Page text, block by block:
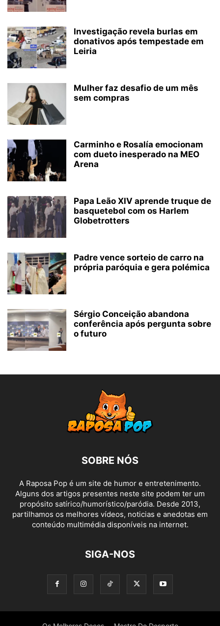
Investigação revela burlas em
donativos após tempestade em
Leiria
Mulher faz desafio de um mês
sem compras
Carminho e Rosalía emocionam
com dueto inesperado na MEO
Arena
Papa Leão XIV aprende truque de
basquetebol com os Harlem
Globetrotters
Padre vence sorteio de carro na
própria paróquia e gera polémica
Sérgio Conceição abandona
conferência após pergunta sobre
o futuro
SOBRE NÓS
A Raposa Pop é um site de humor e entretenimento.
Alguns dos artigos presentes neste site podem ter um
propósito satírico/humorístico/paródia. Desde 2013,
partilhamos os melhores vídeos, noticias e anedotas em
conteúdo multimédia disponíveis na internet.
SIGA-NOS